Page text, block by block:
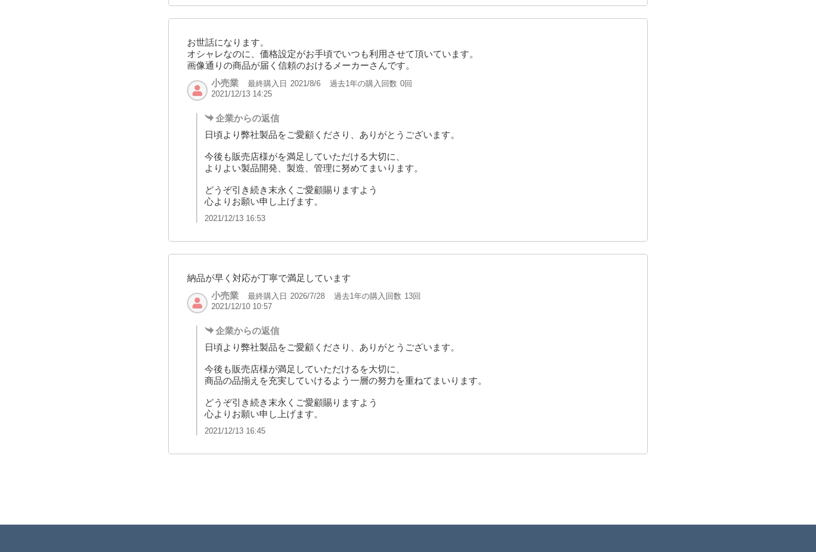
お世話になります。
オシャレなのに、価格設定がお手頃でいつも利用させて頂いています。
画像通りの商品が届く信頼のおけるメーカーさんです。
小売業
最終購入日 2021/8/6 過去1年の購入回数 0回
2021/12/13 14:25
企業からの返信
日頃より弊社製品をご愛顧くださり、ありがとうございます。
今後も販売店様がを満足していただける大切に、
よりよい製品開発、製造、管理に努めてまいります。
どうぞ引き続き末永くご愛顧賜りますよう
心よりお願い申し上げます。
2021/12/13 16:53
納品が早く対応が丁寧で満足しています
小売業
最終購入日 2026/7/28 過去1年の購入回数 13回
2021/12/10 10:57
企業からの返信
日頃より弊社製品をご愛顧くださり、ありがとうございます。
今後も販売店様が満足していただけるを大切に、
商品の品揃えを充実していけるよう一層の努力を重ねてまいります。
どうぞ引き続き末永くご愛顧賜りますよう
2021/12/13 16:45